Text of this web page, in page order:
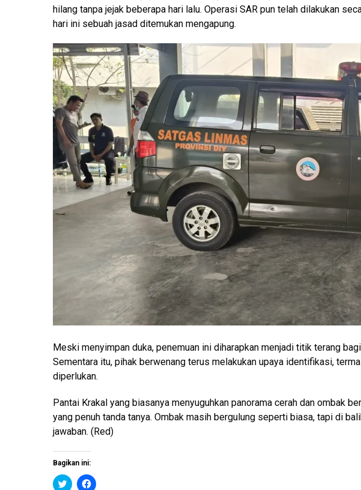
hilang tanpa jejak beberapa hari lalu. Operasi SAR pun telah dilakukan
hari ini sebuah jasad ditemukan mengapung.
Meski menyimpan duka, penemuan ini diharapkan menjadi titik terang
Sementara itu, pihak berwenang terus melakukan upaya identifikasi,
diperlukan.
Pantai Krakal yang biasanya menyuguhkan panorama cerah dan ombak
yang penuh tanda tanya. Ombak masih bergulung seperti biasa, tapi di
jawaban. (Red)
Bagikan ini:
K K